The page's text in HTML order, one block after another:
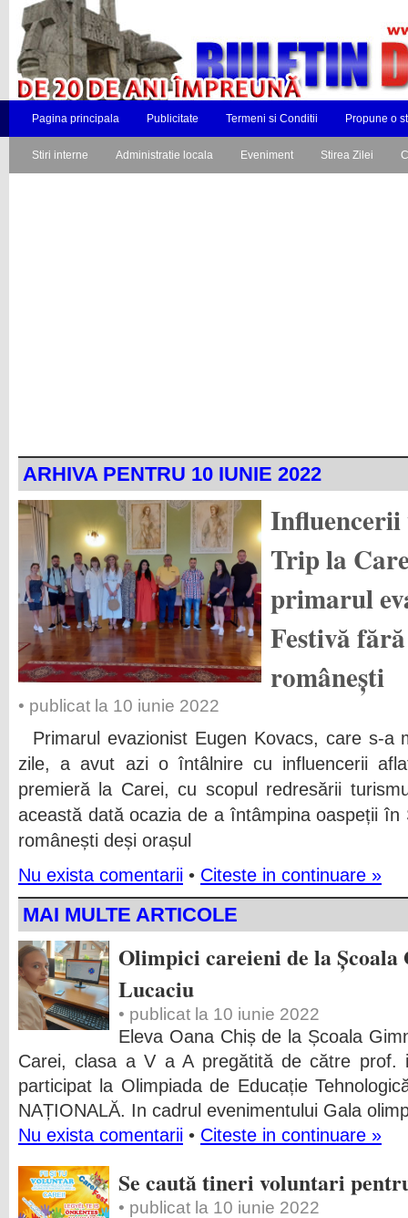
Pagina principala Publicitate Termeni si Conditii Propune o
Stiri interne Administratie locala Eveniment Stirea Zilei
ARHIVA PENTRU 10 IUNIE 2022
Trip la
primarul
Festivă
românești
• publicat la 10 iunie 2022
Primarul evazionist Eugen Kovacs, care s-
zile, a avut azi o întâlnire cu influencerii
premieră la Carei, cu scopul redresării
această dată ocazia de a întâmpina oaspeții în
românești deși orașul
Nu exista comentarii • Citeste in continuare »
MAI MULTE ARTICOLE
Olimpici careieni de la Școala
Lucaciu
• publicat la 10 iunie 2022
Eleva Oana Chiș de la Școala
Carei, clasa a V a A pregătită de către prof.
participat la Olimpiada de Educație
NAȚIONALĂ. In cadrul evenimentului Gala
Nu exista comentarii • Citeste in continuare »
Se caută tineri voluntari
• publicat la 10 iunie 2022